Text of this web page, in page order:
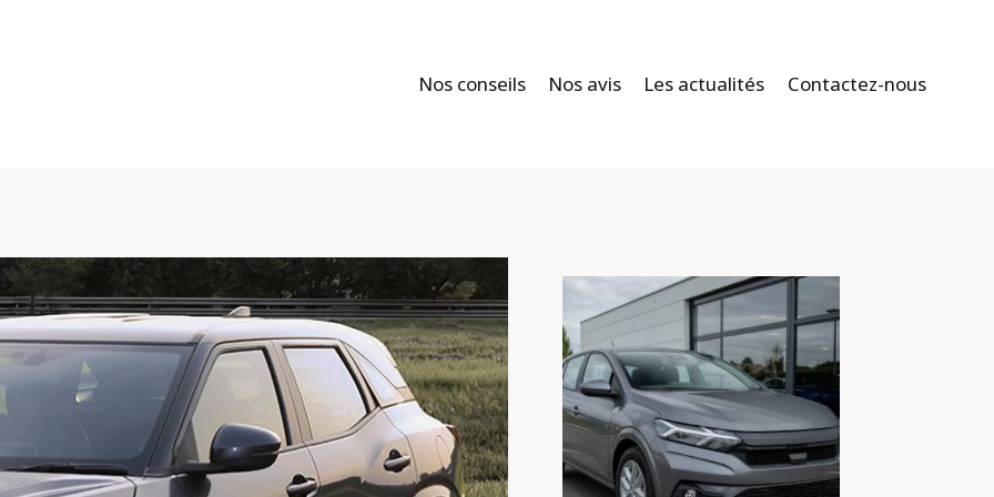
Nos conseils Nos avis Les actualités Contactez-nous